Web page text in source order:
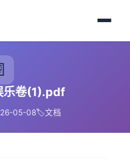
乐卷(1).pdf
05-08🏷️文档